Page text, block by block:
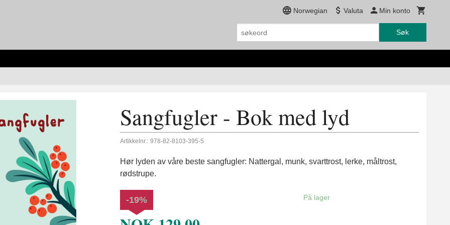
Norwegian Valuta Min konto
Søk
Sangfugler - Bok med lyd
Artikkelnr.: 978-82-8103-395-5
Hør lyden av våre beste sangfugler: Nattergal, munk, svarttrost, lerke, måltrost,
rødstrupe.
-19% På lager